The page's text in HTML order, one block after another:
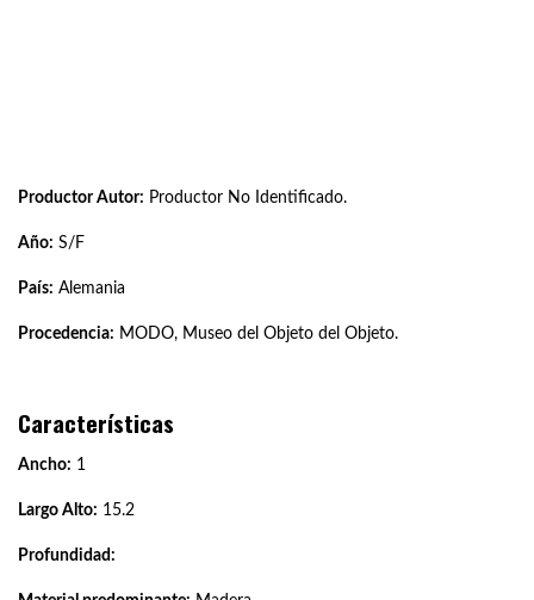
Productor Autor: Productor No Identificado.
Año: S/F
País: Alemania
Procedencia: MODO, Museo del Objeto del Objeto.
Características
Ancho: 1
Largo Alto: 15.2
Profundidad: